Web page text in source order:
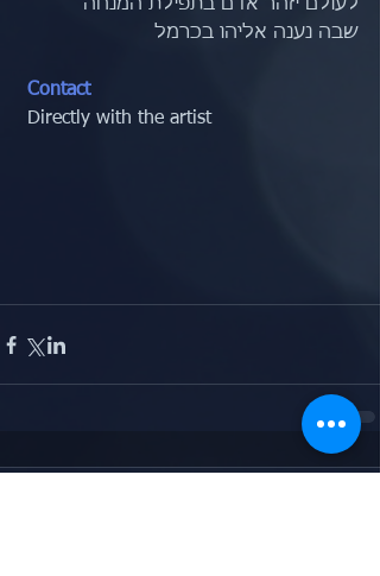
לעולם יזהר אדם בתפילת המנחה
שבה נענה אליהו בכרמל
Contact
Directly with the artist